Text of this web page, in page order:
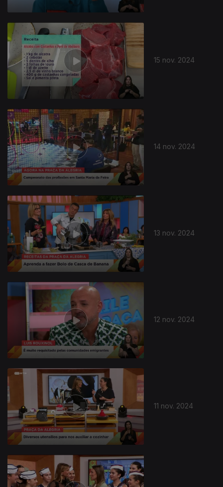
15 nov. 2024
14 nov. 2024
13 nov. 2024
12 nov. 2024
11 nov. 2024